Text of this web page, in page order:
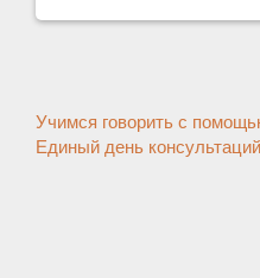
Другие
новости
Учимся говорить с
Единый день